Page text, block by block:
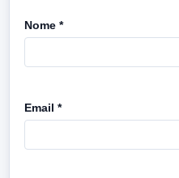
Nome *
Email *